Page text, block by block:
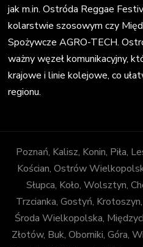
jak m.in. Ostróda Reggae
kolarstwie szosowym czy
Spożywcze AGRO-TECH.
ważny węzeł komunikacyjny,
krajowe i linie kolejowe, co
regionu.
Poznań, Kalisz, Konin, Piła,
Kościan, Ostrów
Słupca, Koło, Wolsztyn,
Trzcianka, Gostyń,
Środa Wielkopolska,
Złotów, Buk, Oborniki, Góra,